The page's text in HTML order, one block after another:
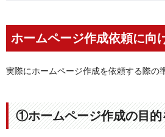
ホームページ作成依頼に向
実際にホームページ作成を依頼する際の
①ホームページ作成の目的